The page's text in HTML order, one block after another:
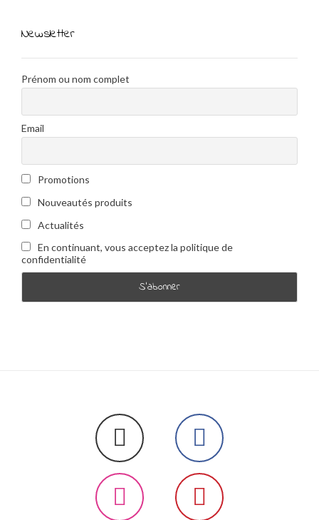
Newsletter
Prénom ou nom complet
Email
Promotions
Nouveautés produits
Actualités
En continuant, vous acceptez la politique de
confidentialité